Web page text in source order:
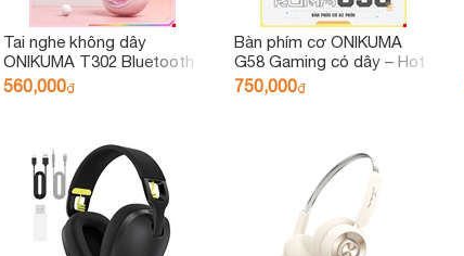
Tai nghe không dây
ONIKUMA T302 Bluetooth
5.4
560,000₫
Bàn phím cơ ONIKUMA
G58 Gaming có dây – Hot
Swappable, 82 phím RGB
750,000₫